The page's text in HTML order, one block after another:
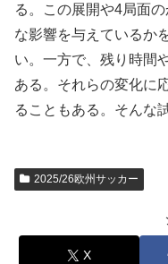
る。この展開や4局面
な影響を与えているか
い。一方で、残り時間
ある。それらの変化に
ることもある。そんな
2025/26欧州サッカー
X